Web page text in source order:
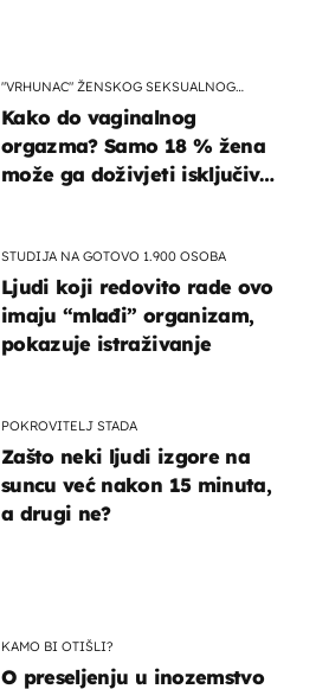
"VRHUNAC" ŽENSKOG SEKSUALNOG
Kako do vaginalnog
orgazma? Samo 18 % žena
može ga doživjeti isključivo
STUDIJA NA GOTOVO 1.900 OSOBA
Ljudi koji redovito rade ovo
imaju “mlađi” organizam,
pokazuje istraživanje
POKROVITELJ STADA
Zašto neki ljudi izgore na
suncu već nakon 15 minuta,
a drugi ne?
KAMO BI OTIŠLI?
O preseljenju u inozemstvo